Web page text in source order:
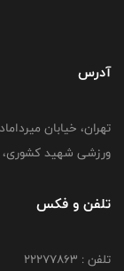
آدرس
تهران، خیابان
ورزشی شهید کشوری،
تلفن و فکس
تلفن : 22277863